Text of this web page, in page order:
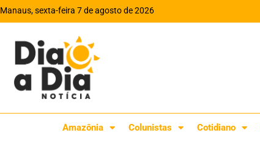
Manaus, sexta-feira 7 de agosto de 2026
Amazônia Colunistas Cotidiano